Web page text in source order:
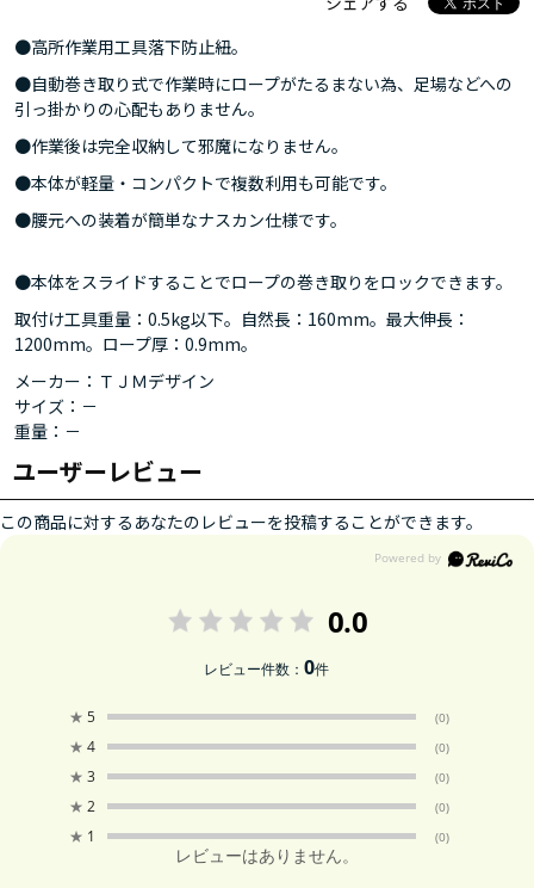
●高所作業用工具落下防止紐。
●自動巻き取り式で作業時にロープがたるまない為、足場などへの
引っ掛かりの心配もありません。
●作業後は完全収納して邪魔になりません。
●本体が軽量・コンパクトで複数利用も可能です。
●腰元への装着が簡単なナスカン仕様です。
●本体をスライドすることでロープの巻き取りをロックできます。
取付け工具重量：0.5kg以下。自然長：160mm。最大伸長：
1200mm。ロープ厚：0.9mm。
メーカー：ＴＪＭデザイン
サイズ：－
重量：－
ユーザーレビュー
この商品に対するあなたのレビューを投稿することができます。
0.0
レビュー件数：0件
★ 5 (0)
★ 4 (0)
★ 3 (0)
★ 2 (0)
★ 1 (0)
レビューはありません。